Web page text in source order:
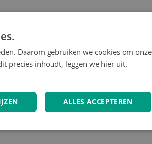
Daarom gebruiken we cookies om onze
precies inhoudt, leggen we hier uit.
ALLES ACCEPTEREN